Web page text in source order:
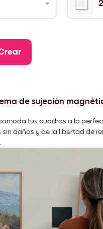
de sujeción
tus cuadros a la
sin daños y de la libertad de